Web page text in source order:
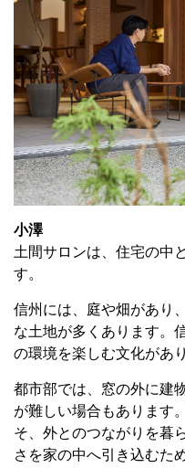
小澤
土間サロンは、住宅の中
す。
信州には、庭や畑があり
な土地が多くあります。
の環境を楽しむ文化があ
都市部では、窓の外に建
が難しい場合もあります
そ、外とのつながりを暮
さを家の中へ引き込むた